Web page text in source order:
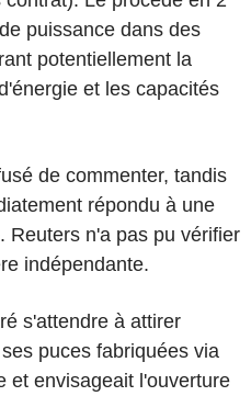
puissance dans des
potentiellement la
et les capacités
de commenter, tandis
répondu à une
Reuters n'a pas pu vérifier
indépendante.
s'attendre à attirer
puces fabriquées via
et envisageait l'ouverture